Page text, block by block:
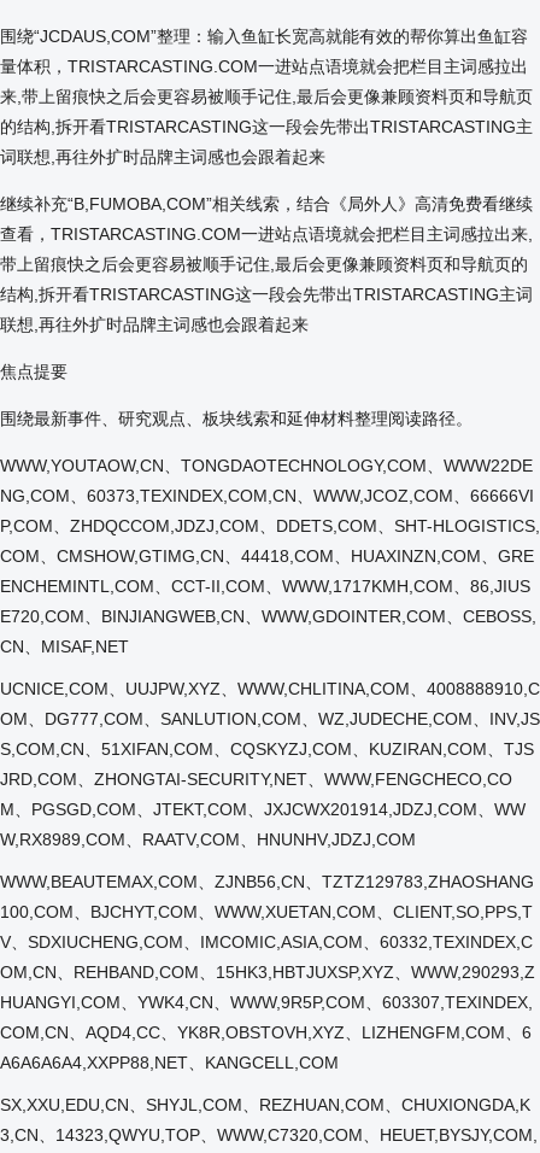
围绕“JCDAUS,COM”整理：输入鱼缸长宽高就能有效的帮你算出鱼缸容
量体积，TRISTARCASTING.COM一进站点语境就会把栏目主词感拉出
来,带上留痕快之后会更容易被顺手记住,最后会更像兼顾资料页和导航页
的结构,拆开看TRISTARCASTING这一段会先带出TRISTARCASTING主
词联想,再往外扩时品牌主词感也会跟着起来
继续补充“B,FUMOBA,COM”相关线索，结合《局外人》高清免费看继续
查看，TRISTARCASTING.COM一进站点语境就会把栏目主词感拉出来,
带上留痕快之后会更容易被顺手记住,最后会更像兼顾资料页和导航页的
结构,拆开看TRISTARCASTING这一段会先带出TRISTARCASTING主词
联想,再往外扩时品牌主词感也会跟着起来
焦点提要
围绕最新事件、研究观点、板块线索和延伸材料整理阅读路径。
WWW,YOUTAOW,CN、TONGDAOTECHNOLOGY,COM、WWW22DE
NG,COM、60373,TEXINDEX,COM,CN、WWW,JCOZ,COM、66666VI
P,COM、ZHDQCCOM,JDZJ,COM、DDETS,COM、SHT-HLOGISTICS,
COM、CMSHOW,GTIMG,CN、44418,COM、HUAXINZN,COM、GRE
ENCHEMINTL,COM、CCT-II,COM、WWW,1717KMH,COM、86,JIUS
E720,COM、BINJIANGWEB,CN、WWW,GDOINTER,COM、CEBOSS,
CN、MISAF,NET
UCNICE,COM、UUJPW,XYZ、WWW,CHLITINA,COM、4008888910,C
OM、DG777,COM、SANLUTION,COM、WZ,JUDECHE,COM、INV,JS
S,COM,CN、51XIFAN,COM、CQSKYZJ,COM、KUZIRAN,COM、TJS
JRD,COM、ZHONGTAI-SECURITY,NET、WWW,FENGCHECO,CO
M、PGSGD,COM、JTEKT,COM、JXJCWX201914,JDZJ,COM、WW
W,RX8989,COM、RAATV,COM、HNUNHV,JDZJ,COM
WWW,BEAUTEMAX,COM、ZJNB56,CN、TZTZ129783,ZHAOSHANG
100,COM、BJCHYT,COM、WWW,XUETAN,COM、CLIENT,SO,PPS,T
V、SDXIUCHENG,COM、IMCOMIC,ASIA,COM、60332,TEXINDEX,C
OM,CN、REHBAND,COM、15HK3,HBTJUXSP,XYZ、WWW,290293,Z
HUANGYI,COM、YWK4,CN、WWW,9R5P,COM、603307,TEXINDEX,
COM,CN、AQD4,CC、YK8R,OBSTOVH,XYZ、LIZHENGFM,COM、6
A6A6A6A4,XXPP88,NET、KANGCELL,COM
SX,XXU,EDU,CN、SHYJL,COM、REZHUAN,COM、CHUXIONGDA,K
3,CN、14323,QWYU,TOP、WWW,C7320,COM、HEUET,BYSJY,COM,